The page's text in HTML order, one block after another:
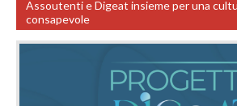
Assoutenti e Digeat insieme per una
consapevole